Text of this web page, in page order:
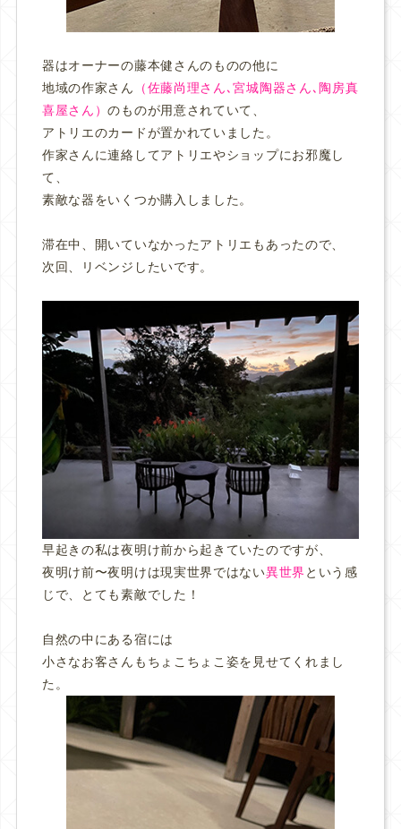
器はオーナーの藤本健さんのものの他に
地域の作家さん
（佐藤尚理さん､宮城陶器さん､陶房真
喜屋さん）のものが用意されていて、
アトリエのカードが置かれていました。
作家さんに連絡してアトリエやショップにお邪魔し
て、
素敵な器をいくつか購入しました。
滞在中、開いていなかったアトリエもあったので、
次回、リベンジしたいです。
早起きの私は夜明け前から起きていたのですが、
夜明け前〜夜明けは現実世界ではない異世界 という感
じで、とても素敵でした！
自然の中にある宿には
小さなお客さんもちょこちょこ姿を見せてくれまし
た。